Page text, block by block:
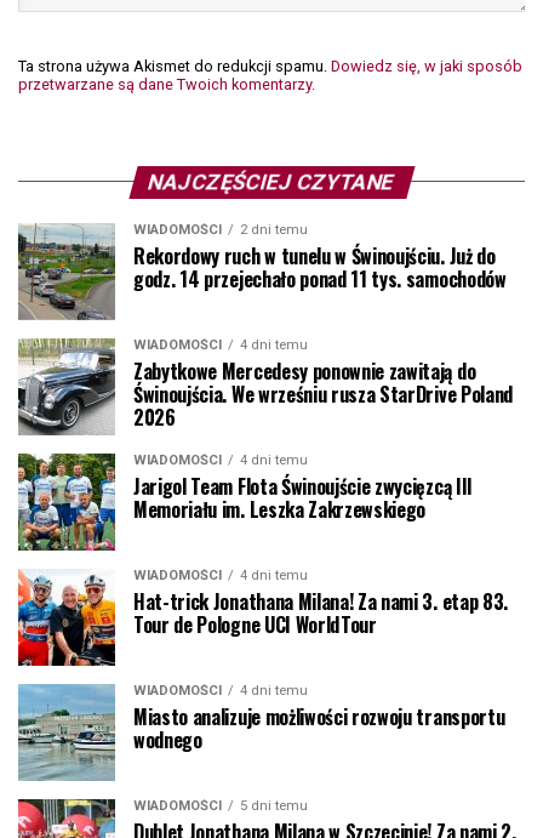
Ta strona używa Akismet do redukcji spamu. Dowiedz się, w jaki sposób
przetwarzane są dane Twoich komentarzy.
NAJCZĘŚCIEJ CZYTANE
WIADOMOŚCI 2 dni temu
Rekordowy ruch w tunelu w Świnoujściu. Już do
godz. 14 przejechało ponad 11 tys. samochodów
WIADOMOŚCI 4 dni temu
Zabytkowe Mercedesy ponownie zawitają do
Świnoujścia. We wrześniu rusza StarDrive Poland
2026
WIADOMOŚCI 4 dni temu
Jarigol Team Flota Świnoujście zwycięzcą III
Memoriału im. Leszka Zakrzewskiego
WIADOMOŚCI 4 dni temu
Hat-trick Jonathana Milana! Za nami 3. etap 83.
Tour de Pologne UCI WorldTour
WIADOMOŚCI 4 dni temu
Miasto analizuje możliwości rozwoju transportu
wodnego
WIADOMOŚCI 5 dni temu
Dublet Jonathana Milana w Szczecinie! Za nami 2.